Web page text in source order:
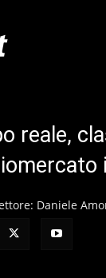
reale,
Daniele